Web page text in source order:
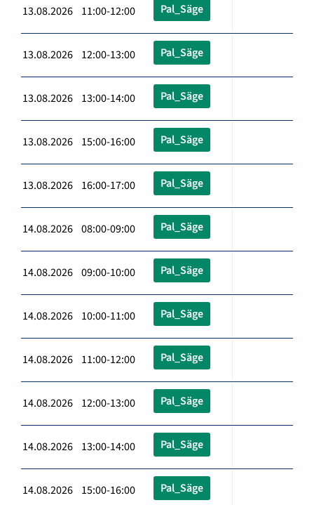
13.08.2026 11:00-12:00 Pal_Säge
13.08.2026 12:00-13:00 Pal_Säge
13.08.2026 13:00-14:00 Pal_Säge
13.08.2026 15:00-16:00 Pal_Säge
13.08.2026 16:00-17:00 Pal_Säge
14.08.2026 08:00-09:00 Pal_Säge
14.08.2026 09:00-10:00 Pal_Säge
14.08.2026 10:00-11:00 Pal_Säge
14.08.2026 11:00-12:00 Pal_Säge
14.08.2026 12:00-13:00 Pal_Säge
14.08.2026 13:00-14:00 Pal_Säge
14.08.2026 15:00-16:00 Pal_Säge